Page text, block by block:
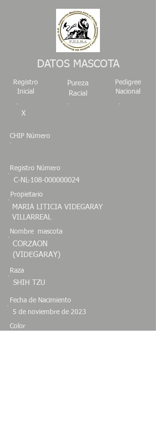
DATOS MASCOTA
Registro
Inicial
X
Pureza
Racial
Pedigree
Nacional
CHIP Número
Registro Número
C-NL-108-000000024
Propietario
MARIA LITICIA VIDEGARAY
VILLARREAL
Nombre mascota
CORZAON
(VIDEGARAY)
Raza
SHIH TZU
Fecha de Nacimiento
5 de noviembre de 2023
Color